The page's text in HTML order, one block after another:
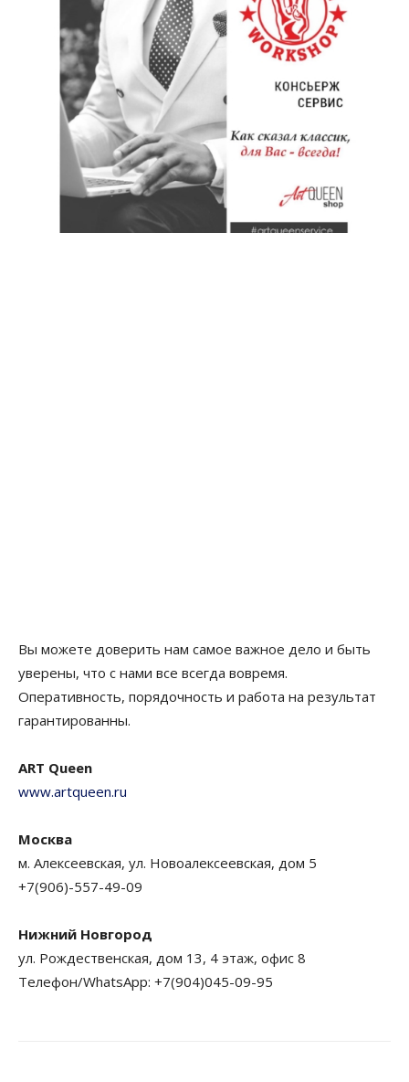
Вы можете доверить нам самое важное дело и быть
уверены, что с нами все всегда вовремя.
Оперативность, порядочность и работа на результат
гарантированны.
ART Queen
www.artqueen.ru
Москва
м. Алексеевская, ул. Новоалексеевская, дом 5
+7(906)-557-49-09
Нижний Новгород
ул. Рождественская, дом 13, 4 этаж, офис 8
Телефон/WhatsApp: +7(904)045-09-95